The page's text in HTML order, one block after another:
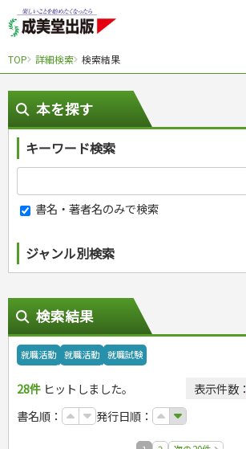
TOP 詳細検索 検索結果
本を探す
キーワード検索
書名・著者名のみで検索
ジャンル別検索
スポーツ
スポーツルール
野球
ゴルフ
ジュニアスポーツ
その他スポーツ
自然・アウトドア・ペット
アウトドア
犬・猫
園芸・野菜づくり
雑学
娯楽・ゲーム・占い
ナンプレ
ゲーム・マジック
家相・風水・占い
カルチャー・芸術・趣味
音楽・楽器
趣味・鑑賞・カメラ
辞典
語学・旅行会話
運転免許
原付・二輪
生活・暮らし
料理
料理・レシピ
各国料理
お弁当
健康メニュー・ダイエット
調理器具クッキング
手芸・クラフト
ソーイング
クラフト
インテリア・ハウジング
収納・掃除・暮らし
美容・ファッション
ダイエット・エクササイズ
メイク・ネイル・ヘア
冠婚葬祭・手紙・ペン字
冠婚葬祭・スピーチ・マナー
妊娠・出産・育児
健康と保育
家庭医学・健康
ツボ・マッサージ
健康知識
看護・介護
介護一般
パネルシアター
こどもの本
児童一般
おりがみ・あやとり
なぞなぞ・ゲーム
学参・ドリル
夏休みドリル
就職活動
就職活動
検索結果
就職活動 就職活動 就職試験
28件 ヒットしました。 表示件数：
書名順：
発行日順：